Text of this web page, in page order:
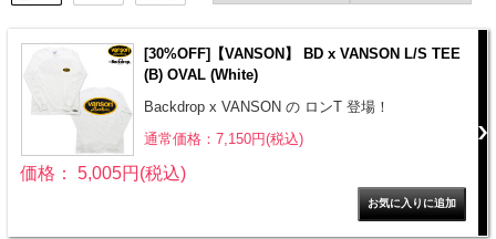
[30%OFF]【VANSON】 BD x VANSON L/S TEE
(B) OVAL (White)
Backdrop x VANSON の ロンT 登場！
通常価格：7,150円(税込)
価格： 5,005円(税込)